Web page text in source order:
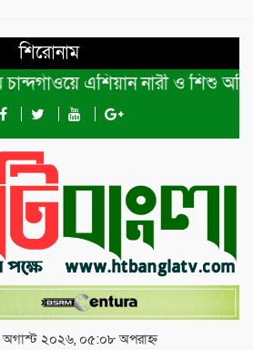
শিরোনাম
এশিয়ান নারী ও শিশু
অগাস্ট ২০২৬, ০৫:০৮ অপরাহ্ন